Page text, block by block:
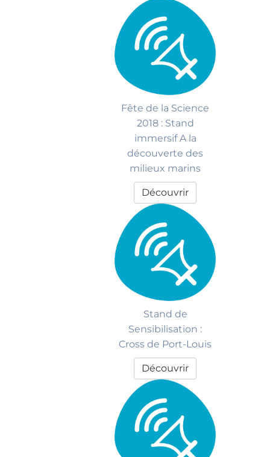
Fête de la Science
2018 : Stand
immersif A la
découverte des
milieux marins
Découvrir
Stand de
Sensibilisation :
Cross de Port-Louis
Découvrir